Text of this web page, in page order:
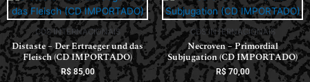
CDS INTERNACIONAIS
Distaste – Der Ertraeger und das
Fleisch (CD IMPORTADO)
R$85,00
CDS INTERNACIONAIS
Necroven – Primordial
Subjugation (CD IMPORTADO)
R$70,00